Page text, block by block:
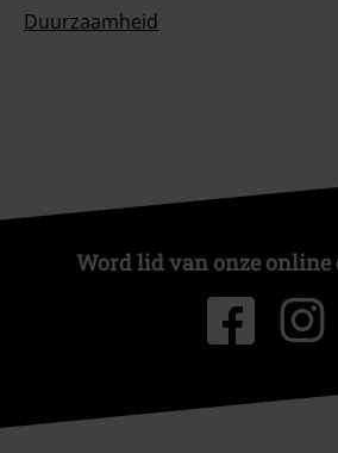
Duurzaamheid
Word lid van onze